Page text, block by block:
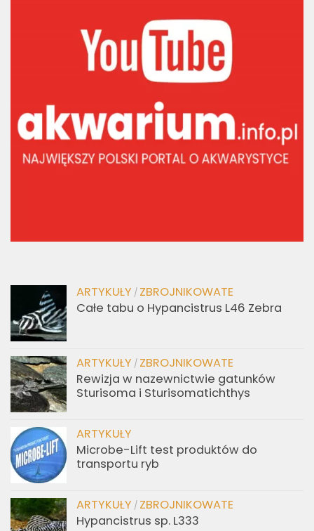
ARTYKUŁY / ZBROJNIKOWATE
Całe tabu o Hypancistrus L46 Zebra
ARTYKUŁY / ZBROJNIKOWATE
Rewizja w nazewnictwie gatunków
Sturisoma i Sturisomatichthys
ARTYKUŁY
Microbe-Lift test produktów do
transportu ryb
ARTYKUŁY / ZBROJNIKOWATE
Hypancistrus sp. L333